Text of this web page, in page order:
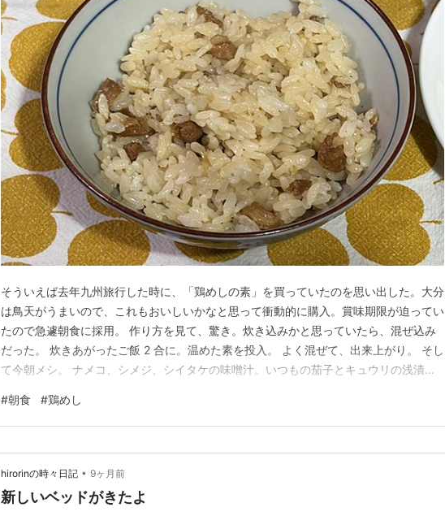
そういえば去年九州旅行した時に、「鶏めしの素」を買っていたのを思い出した。大分
は鳥天がうまいので、これもおいしいかなと思って衝動的に購入。賞味期限が迫ってい
たので急遽朝食に採用。 作り方を見て、驚き。炊き込みかと思っていたら、混ぜ込み
だった。 炊きあがったご飯 2 合に。温めた素を投入。 よく混ぜて、出来上がり。 そし
て今朝メシ。 ナメコ、シメジ、シイタケの味噌汁。いつもの茄子とキュウリの浅漬
かったが、200円を切ったので記念に購入。いつもの簡易出汁巻。そして鳥ご飯。(ﾟ
дﾟ)ｳﾏｰ。 想像通りの味で美味しかったが…
#朝食 #鶏めし
hirorinの時々日記 • 9ヶ月前
新しいベッドがきたよ